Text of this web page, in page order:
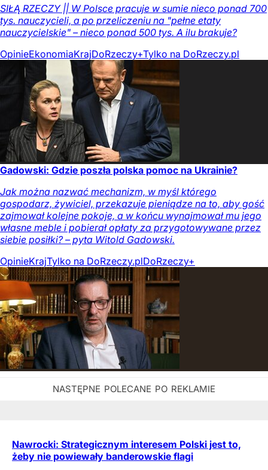
SIŁĄ RZECZY || W Polsce pracuje w sumie nieco ponad 700
tys. nauczycieli, a po przeliczeniu na "pełne etaty
nauczycielskie" – nieco ponad 500 tys. A ilu brakuje?
OpinieEkonomiaKrajDoRzeczy+Tylko na DoRzeczy.pl
Gadowski: Gdzie poszła polska pomoc na Ukrainie?
Jak można nazwać mechanizm, w myśl którego
gospodarz, żywiciel, przekazuje pieniądze na to, aby gość
zajmował kolejne pokoje, a w końcu wynajmował mu jego
własne meble i pobierał opłaty za przygotowywane przez
siebie posiłki? – pyta Witold Gadowski.
OpinieKrajTylko na DoRzeczy.plDoRzeczy+
Nawrocki: Strategicznym interesem Polski jest to,
żeby nie powiewały banderowskie flagi